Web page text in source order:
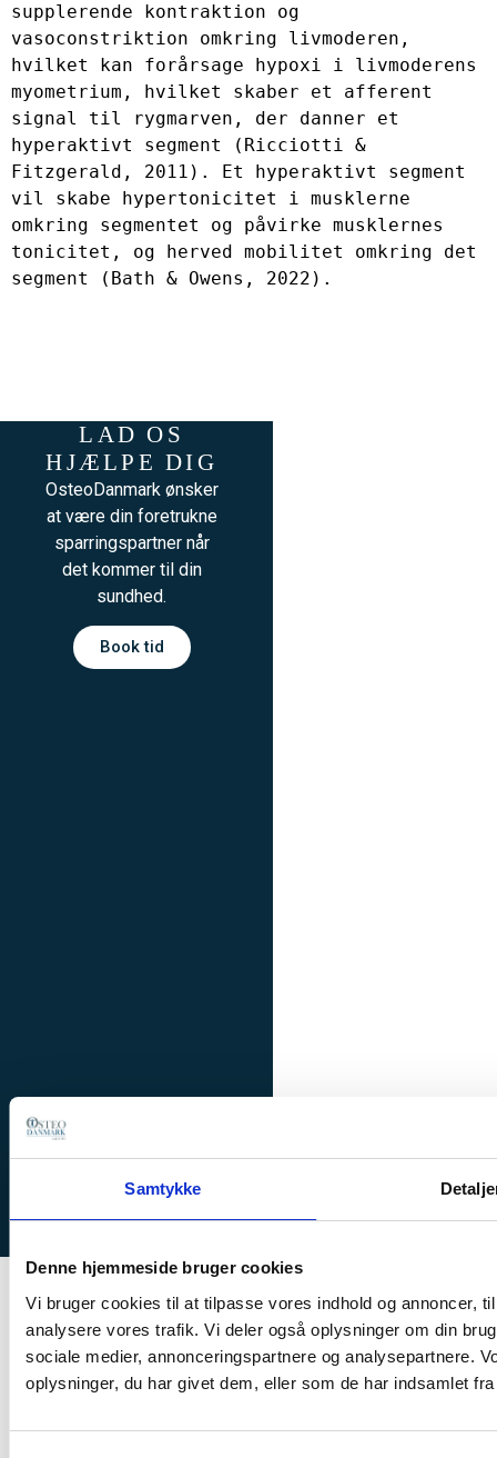
Samtykke
Denne hjemmeside bruger cookies
Vi bruger cookies til at tilpasse vores indhold og annoncer,
analysere vores trafik. Vi deler også oplysninger om din
sociale medier, annonceringspartnere og analysepartnere.
oplysninger, du har givet dem, eller som de har indsamlet
supplerende kontraktion og
vasoconstriktion omkring livmoderen,
hvilket kan forårsage hypoxi i livmoderens
myometrium, hvilket skaber et afferent
signal til rygmarven, der danner et
hyperaktivt segment (Ricciotti &
Fitzgerald, 2011). Et hyperaktivt segment
vil skabe hypertonicitet i musklerne
omkring segmentet og påvirke musklernes
tonicitet, og herved mobilitet omkring det
segment (Bath & Owens, 2022).
LAD OS
HJÆLPE DIG
OsteoDanmark ønsker
at være din foretrukne
sparringspartner når
det kommer til din
sundhed.
Book tid
OsteoDanmark
at
KONTAKT
Aalborg